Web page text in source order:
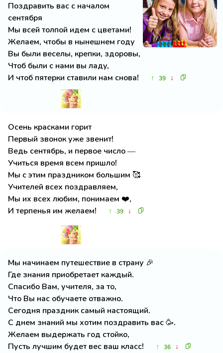
Поздравить вас с началом
сентября
Мы всей толпой идем с цветами!
Желаем, чтобы в нынешнем году
Вы были веселы, крепки, здоровы,
Чтоб были с нами вы ладу,
И чтоб пятерки ставили нам снова!
↑ 39 ↓
Осень красками горит
Первый звонок уже звенит!
Ведь сентябрь, и первое число —
Учиться время всем пришло!
Мы с этим праздником большим 🥰
Учителей всех поздравляем,
Мы их всех любим, понимаем ❤️,
И терпенья им желаем!
↑ 39 ↓
Мы начинаем путешествие в страну 🎉
Где знания приобретает каждый.
Спасибо Вам, учителя, за то,
Что Вы нас обучаете отважно.
Сегодня праздник самый настоящий.
С днем знаний мы хотим поздравить вас 🥳.
Желаем выдержать год стойко,
Пусть лучшим будет вес ваш класс!
↑ 36 ↓